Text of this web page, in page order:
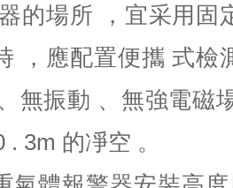
的場所 ，宜采用固
，應配置便攜 式檢
無振動 、無強電磁
3m 的凈空 。